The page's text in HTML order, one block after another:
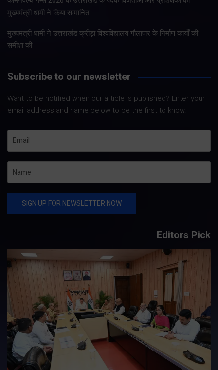
मुख्यमंत्री धामी ने किया सम्मानित
मुख्यमंत्री धामी ने उत्तराखंड क्रीड़ा विश्वविद्यालय गौलापार के निर्माण कार्यों की
समीक्षा की
Subscribe to our newsletter
Want to be notified when our article is published? Enter your
email address and name below to be the first to know.
Editors Pick